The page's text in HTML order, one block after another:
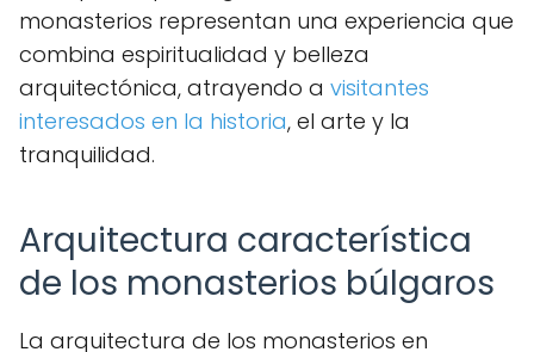
monasterios representan una experiencia que
combina espiritualidad y belleza
arquitectónica, atrayendo a visitantes
interesados en la historia, el arte y la
tranquilidad.
Arquitectura característica
de los monasterios búlgaros
La arquitectura de los monasterios en